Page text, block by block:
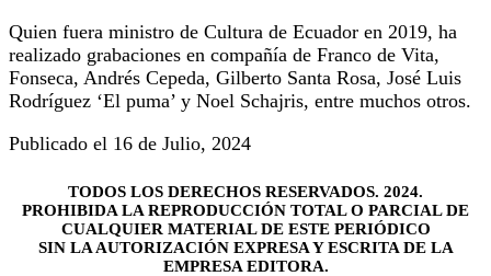
Quien fuera ministro de Cultura de Ecuador en 2019, ha
realizado grabaciones en compañía de Franco de Vita,
Fonseca, Andrés Cepeda, Gilberto Santa Rosa, José Luis
Rodríguez ‘El puma’ y Noel Schajris, entre muchos otros.
Publicado el 16 de Julio, 2024
TODOS LOS DERECHOS RESERVADOS. 2024.
PROHIBIDA LA REPRODUCCIÓN TOTAL O PARCIAL DE
CUALQUIER MATERIAL DE ESTE PERIÓDICO
SIN LA AUTORIZACIÓN EXPRESA Y ESCRITA DE LA
EMPRESA EDITORA.